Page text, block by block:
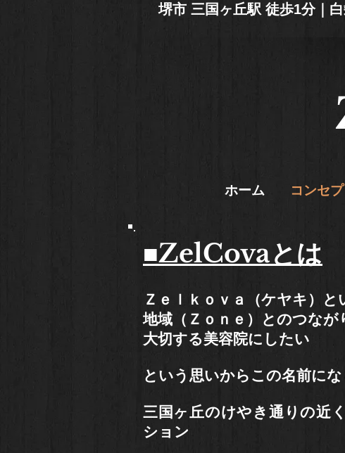
堺市 三国ヶ丘駅 徒歩1分｜
ホーム コンセプ
■ZelCovaとは
Ｚｅｌｋｏｖａ（ケヤキ）と
地域（Ｚｏｎｅ）とのつなが
大切する美容院にしたい
という思いからこの名前にな
三国ヶ丘のけやき通りの近
ション